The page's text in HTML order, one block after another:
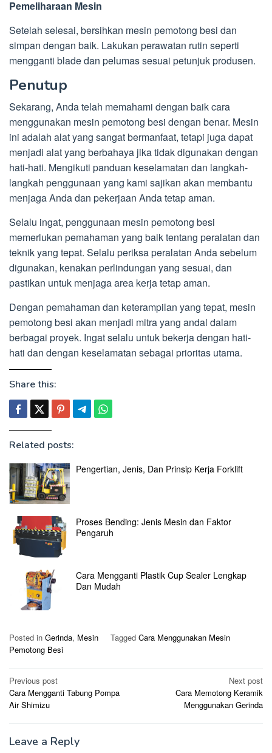
Pemeliharaan Mesin
Setelah selesai, bersihkan mesin pemotong besi dan
simpan dengan baik. Lakukan perawatan rutin seperti
mengganti blade dan pelumas sesuai petunjuk produsen.
Penutup
Sekarang, Anda telah memahami dengan baik cara
menggunakan mesin pemotong besi dengan benar. Mesin
ini adalah alat yang sangat bermanfaat, tetapi juga dapat
menjadi alat yang berbahaya jika tidak digunakan dengan
hati-hati. Mengikuti panduan keselamatan dan langkah-
langkah penggunaan yang kami sajikan akan membantu
menjaga Anda dan pekerjaan Anda tetap aman.
Selalu ingat, penggunaan mesin pemotong besi
memerlukan pemahaman yang baik tentang peralatan dan
teknik yang tepat. Selalu periksa peralatan Anda sebelum
digunakan, kenakan perlindungan yang sesuai, dan
pastikan untuk menjaga area kerja tetap aman.
Dengan pemahaman dan keterampilan yang tepat, mesin
pemotong besi akan menjadi mitra yang andal dalam
berbagai proyek. Ingat selalu untuk bekerja dengan hati-
hati dan dengan keselamatan sebagai prioritas utama.
Share this:
Related posts:
Pengertian, Jenis, Dan Prinsip Kerja Forklift
Proses Bending: Jenis Mesin dan Faktor
Pengaruh
Cara Mengganti Plastik Cup Sealer Lengkap
Dan Mudah
Posted in Gerinda, Mesin Tagged Cara Menggunakan Mesin
Pemotong Besi
Post
navigation
Previous post
Cara Mengganti Tabung Pompa
Air Shimizu
Next post
Cara Memotong Keramik
Menggunakan Gerinda
Leave a Reply